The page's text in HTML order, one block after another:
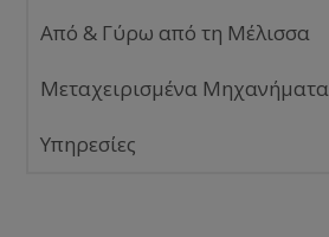
Από & Γύρω από τη Μέλισσα
Μεταχειρισμένα Μηχανήματα
Υπηρεσίες